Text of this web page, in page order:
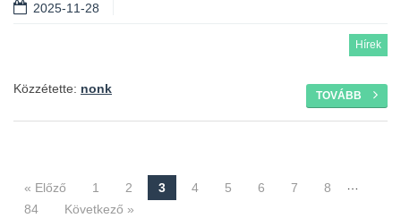
2025-11-28
Hírek
TOVÁBB
Közzétette: nonk
Navigáció
« Előző 1 2 3 4 5 6 7 8
84
Következő »